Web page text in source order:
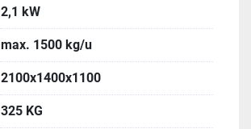
2,1 kW
max. 1500 kg/u
2100x1400x1100
325 KG